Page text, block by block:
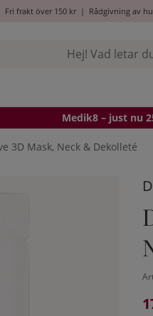
Fri frakt över 150 kr| Rådgivning av
Medik8 – just nu
3D Mask, Neck & Dekolleté